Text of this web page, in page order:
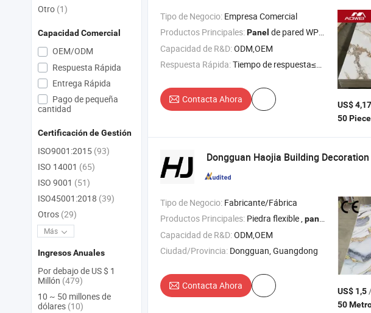
Tipo de Negocio: Empresa Comercial
Productos Principales:Panel de pared WPC , hoja de mármol de
Capacidad de R&D:ODM,OEM
Respuesta Rápida:Tiempo de respuesta≤3h
Contacta Ahora US$ 4,17
50 Piece
Dongguan Haojia Building
Tipo de Negocio: Fabricante/Fábrica
Productos Principales: Piedra flexible ,panel
,
Capacidad de R&D:ODM,OEM
Ciudad/Provincia: Dongguan, Guangdong
Contacta Ahora US$ 1,5/
Otro (1)
Capacidad Comercial
OEM/ODM
Respuesta Rápida
Entrega Rápida
Pago de pequeña
cantidad
Certificación de Gestión
ISO9001:2015 (93)
ISO 14001 (65)
ISO 9001 (51)
ISO45001:2018 (39)
Otros (29)
Más
Ingresos Anuales
Por debajo de US $ 1
Millón (479)
10 ~ 50 millones de
dólares (10)